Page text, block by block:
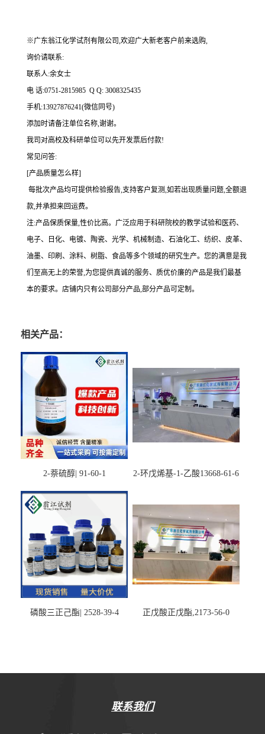
※广东翁江化学试剂有限公司,欢迎广大新老客户前来选购,
询价请联系:
联系人:余女士
电 话:0751-2815985 Q Q: 3008325435
手机:13927876241(微信同号)
添加时请备注单位名称,谢谢。
我司对高校及科研单位可以先开发票后付款!
常见问答:
[产品质量怎么样]
每批次产品均可提供检验报告,支持客户复测,如若出现质量问题,全额退
款,并承担来回运费。
注:产品保质保量,性价比高。广泛应用于科研院校的教学试验和医药、
电子、日化、电镀、陶瓷、光学、机械制造、石油化工、纺织、皮革、
油墨、印刷、涂料、树脂、食品等多个领域的研究生产。您的满意是我
们至高无上的荣誉,为您提供真诚的服务、质优价廉的产品是我们最基
本的要求。店铺内只有公司部分产品,部分产品可定制。
相关产品：
2-萘硫醇| 91-60-1 2-环戊烯基-1-乙酸13668-61-6
磷酸三正己酯| 2528-39-4 正戊酸正戊酯,2173-56-0
联系我们